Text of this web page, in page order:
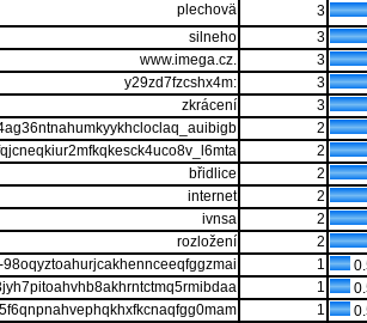
plechovä
3
silneho
3
www.imega.cz.
3
y29zd7fzcshx4m:
3
zkrácení
3
2
2
břidlice
2
internet
2
ivnsa
2
rozložení
2
1
1
1